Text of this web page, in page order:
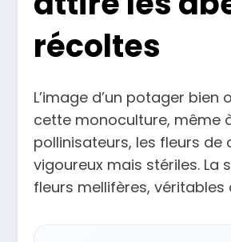
récoltes
L’image d’un potager
cette monoculture, même
pollinisateurs, les fleurs
vigoureux mais stériles.
fleurs mellifères,